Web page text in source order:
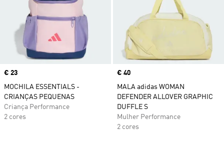
Price
€ 23
MOCHILA ESSENTIALS -
CRIANÇAS PEQUENAS
Criança Performance
2 cores
Price
€ 40
MALA adidas WOMAN
DEFENDER ALLOVER GRAPHIC
DUFFLE S
Mulher Performance
2 cores